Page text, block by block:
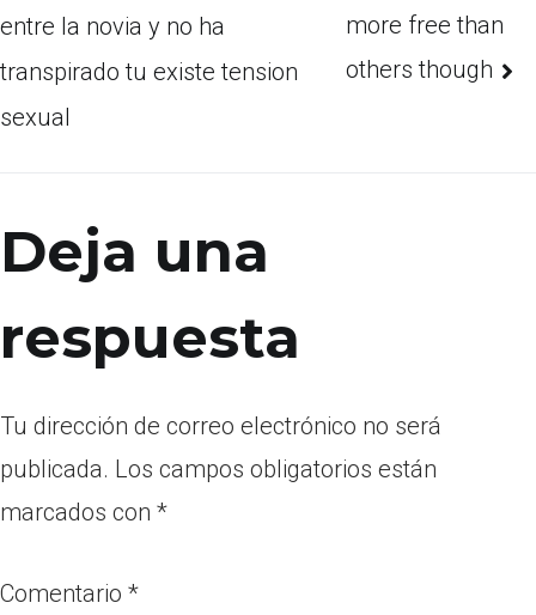
entre la novia y no ha
transpirado tu existe tension
sexual
more free than
others though
Deja una
respuesta
Tu dirección de correo electrónico no será
publicada. Los campos obligatorios están
marcados con *
Comentario *